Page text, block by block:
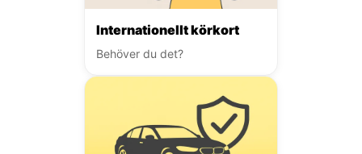
Internationellt körkort
Behöver du det?